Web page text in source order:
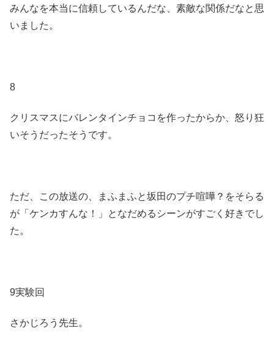
みんなを本当に信頼しているんだな、素敵な関係だなと思
いました。
8
クリスマスにバレンタインチョコを作ったからか、怒り狂
いそうだったそうです。
ただ、この放送の、まふまふと坂田のプチ喧嘩？をそらる
が「ケンカすんな！」となだめるシーンがすごく好きでし
た。
9実験回
さかじろう先生。